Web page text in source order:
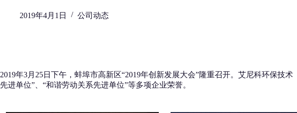
2019年4月1日 公司动态
2019年3月25日下午，蚌埠市高新区“2019年创新发展大会”隆重召开。艾尼科环保技
先进单位”、“和谐劳动关系先进单位”等多项企业荣誉。